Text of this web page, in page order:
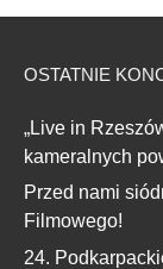
OSTATNIE
„Live in
kameralnych
Przed nami
Filmowego!
24.